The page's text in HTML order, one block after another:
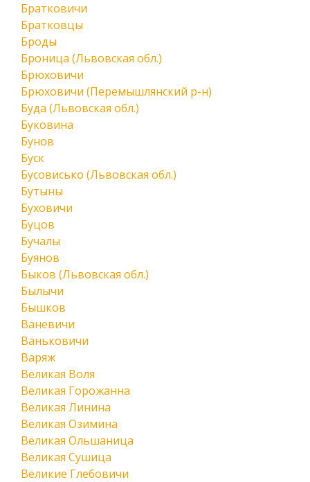
Братковичи
Братковцы
Броды
Броница (Львовская обл.)
Брюховичи
Брюховичи (Перемышлянский р-н)
Буда (Львовская обл.)
Буковина
Бунов
Буск
Бусовисько (Львовская обл.)
Бутыны
Буховичи
Буцов
Бучалы
Буянов
Быков (Львовская обл.)
Былычи
Бышков
Ваневичи
Ваньковичи
Варяж
Великая Воля
Великая Горожанна
Великая Линина
Великая Озимина
Великая Ольшаница
Великая Сушица
Великие Глебовичи